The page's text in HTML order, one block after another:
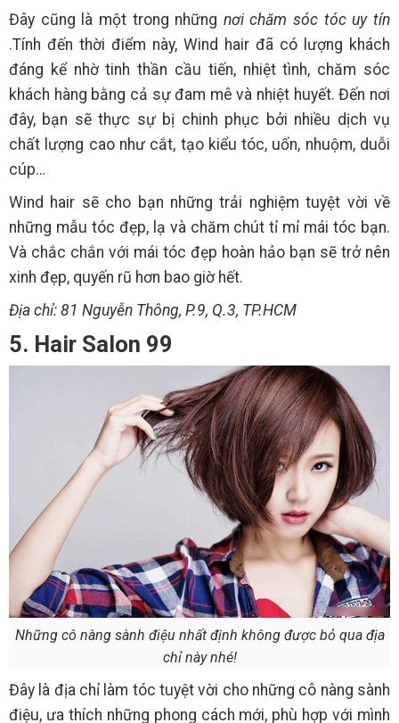
Đây cũng là một trong những nơi chăm sóc tóc uy tín
.Tính đến thời điểm này, Wind hair đã có lượng khách
đáng kể nhờ tinh thần cầu tiến, nhiệt tình, chăm sóc
khách hàng bằng cả sự đam mê và nhiệt huyết. Đến nơi
đây, bạn sẽ thực sự bị chinh phục bởi nhiều dịch vụ
chất lượng cao như cắt, tạo kiểu tóc, uốn, nhuộm, duỗi
cúp…
Wind hair sẽ cho bạn những trải nghiệm tuyệt vời về
những mẫu tóc đẹp, lạ và chăm chút tỉ mỉ mái tóc bạn.
Và chắc chắn với mái tóc đẹp hoàn hảo bạn sẽ trở nên
xinh đẹp, quyến rũ hơn bao giờ hết.
Địa chỉ: 81 Nguyễn Thông, P.9, Q.3, TP.HCM
5. Hair Salon 99
Những cô nàng sành điệu nhất định không được bỏ qua địa
chỉ này nhé!
Đây là địa chỉ làm tóc tuyệt vời cho những cô nàng sành
điệu, ưa thích những phong cách mới, phù hợp với mình